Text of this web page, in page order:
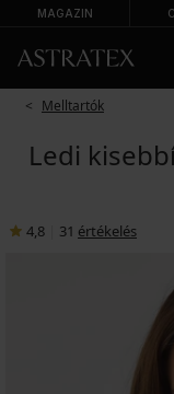
MAGAZIN
Melltartók
Ledi
4,8 31 értékelés